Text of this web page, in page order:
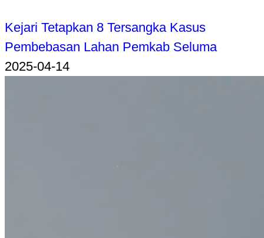
Kejari Tetapkan 8 Tersangka Kasus
Pembebasan Lahan Pemkab Seluma
2025-04-14